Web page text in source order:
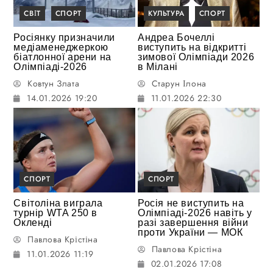
СВІТ СПОРТ
Росіянку призначили
медіаменеджеркою
біатлонної арени на
Олімпіаді-2026
Ковтун Злата
14.01.2026 19:20
КУЛЬТУРА СПОРТ
Андреа Бочеллі
виступить на відкритті
зимової Олімпіади 2026
в Мілані
Старун Ілона
11.01.2026 22:30
СПОРТ
Світоліна виграла
турнір WTA 250 в
Окленді
Павлова Крістіна
11.01.2026 11:19
СПОРТ
Росія не виступить на
Олімпіаді-2026 навіть у
разі завершення війни
проти України — МОК
Павлова Крістіна
02.01.2026 17:08